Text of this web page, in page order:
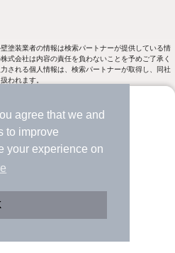
agree that we and
to improve
your experience on
やすくなった
物件探ししませんか？
地図で物件検索
塗装業者の情報は検索パートナーが提供している情
式会社は内容の責任を負わないことを予めご了承く
される個人情報は、検索パートナーが取得し、同社
われます。
ニフティ不動産アプリ